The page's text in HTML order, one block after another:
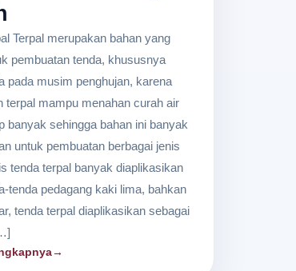
Terpal merupakan bahan yang
pembuatan tenda, khususnya
pada musim penghujan, karena
terpal mampu menahan curah air
banyak sehingga bahan ini banyak
untuk pembuatan berbagai jenis
tenda terpal banyak diaplikasikan
tenda pedagang kaki lima, bahkan
tenda terpal diaplikasikan sebagai
→